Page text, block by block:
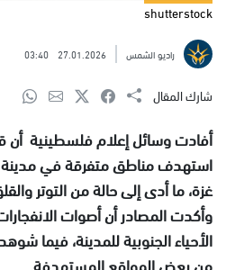
shutterstock
راديو الشمس 27.01.2026
03:40
شارك المقال
أفادت وسائل إعلام فلسطينية أن
استهدف مناطق متفرقة في
غزة، ما أدى إلى حالة من التوتر
وأكدت المصادر أن أصوات
الأحياء الجنوبية للمدينة، فيما